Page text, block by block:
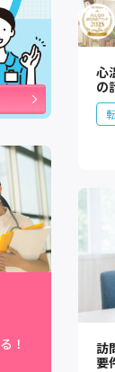
心
の
訪
要
！